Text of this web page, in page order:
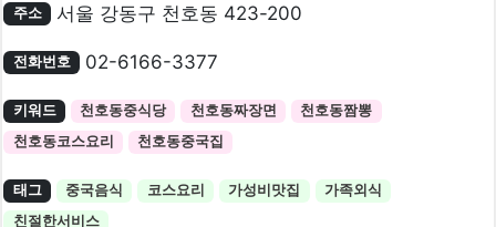
주소 서울 강동구 천호동 423-200
전화번호 02-6166-3377
키워드 천호동중식당 천호동짜장면
천호동짬뽕
천호동코스요리
천호동중국집
태그 중국음식 코스요리 가성비맛집
가족외식
친절한서비스